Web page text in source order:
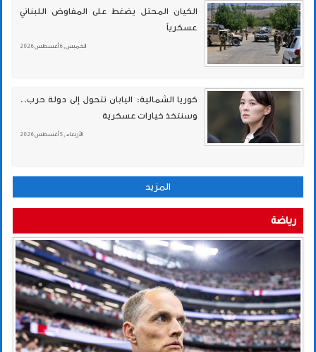
الكيان المحتل يضغط على المفاوض اللبناني
عسكرياً
الخميس , 6 أغسطس 2026
كوريا الشمالية: اليابان تتحول إلى دولة حرب..
وسنتخذ خيارات عسكرية
الأربعاء , 5 أغسطس 2026
المزيد
رياضة